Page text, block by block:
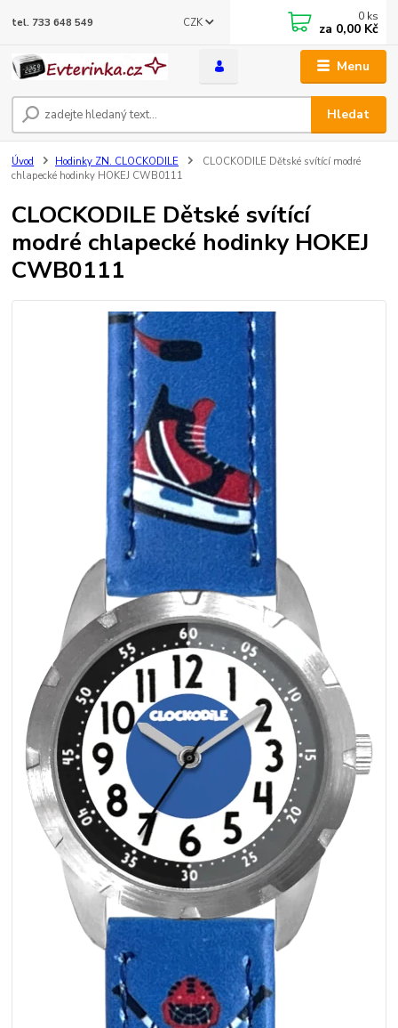
Menu
CZK
Hledat
tel. 733 648 549 0 ks
za 0,00 Kč
Úvod Hodinky ZN. CLOCKODILE
CLOCKODILE Dětské svítící modré
chlapecké hodinky HOKEJ CWB0111
CLOCKODILE Dětské svítící
modré chlapecké hodinky HOKEJ
CWB0111